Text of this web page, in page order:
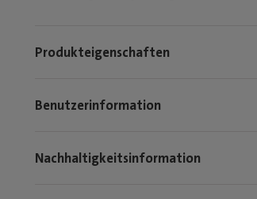
Produkteigenschaften
Benutzerinformation
Nachhaltigkeitsinformation